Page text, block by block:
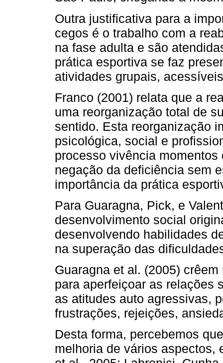
Outra justificativa para a
cegos é o trabalho com a
na fase adulta e são
prática esportiva se faz
atividades grupais,
Franco (2001) relata que a
uma reorganização total de
sentido. Esta reorganização
psicológica, social e
processo vivência
negação da deficiência sem
importância da prática
Para Guaragna, Pick, e
desenvolvimento social
desenvolvendo habilidades
na superação das
Guaragna et al. (2005)
para aperfeiçoar as relações
as atitudes auto agressivas,
frustrações, rejeições,
Desta forma, percebemos
melhoria de vários aspectos,